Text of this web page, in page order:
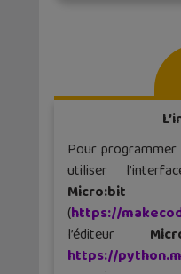
Pour
utiliser
(https://
l’éditeur
https://